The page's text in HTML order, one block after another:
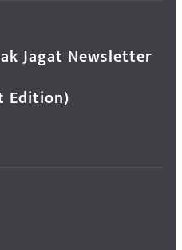
Jagat Newsletter
Edition)